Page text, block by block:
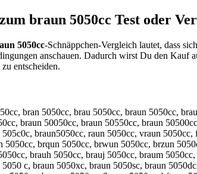
braun 5050cc Test oder
5050cc-Schnäppchen-Vergleich lautet, dass
anschauen. Dadurch wirst Du den Kauf
zu entscheiden.
bran 5050cc, brau 5050cc, braun 5050cc,
braun 50050cc, braun 50550cc, braun
braun5050cc, raun 5050cc, vraun
5050cc, brqun 5050cc, brwun 5050cc, brzun
brauh 5050cc, brauj 5050cc, braum
c, braun 5050xc, braun 5050sc, braun